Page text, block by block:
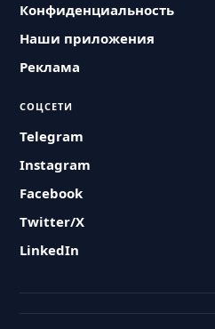
Конфиденциальность
Наши приложения
Реклама
СОЦСЕТИ
Telegram
Instagram
Facebook
Twitter/X
LinkedIn